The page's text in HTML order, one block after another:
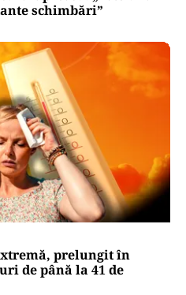
schimbări”
prelungit în
de până la 41 de